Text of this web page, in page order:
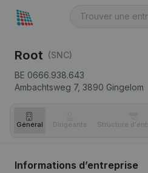
Root (SNC)
BE 0666.938.643
Ambachtsweg 7, 3890 Gingelom
Général Dirigeants Structure
Informations d’entreprise